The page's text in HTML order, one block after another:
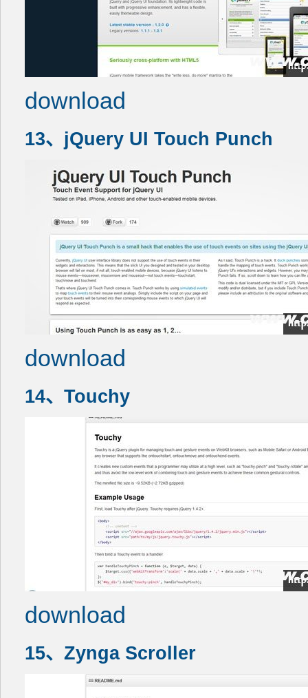
download
13、jQuery UI Touch Punch
download
14、Touchy
download
15、Zynga Scroller